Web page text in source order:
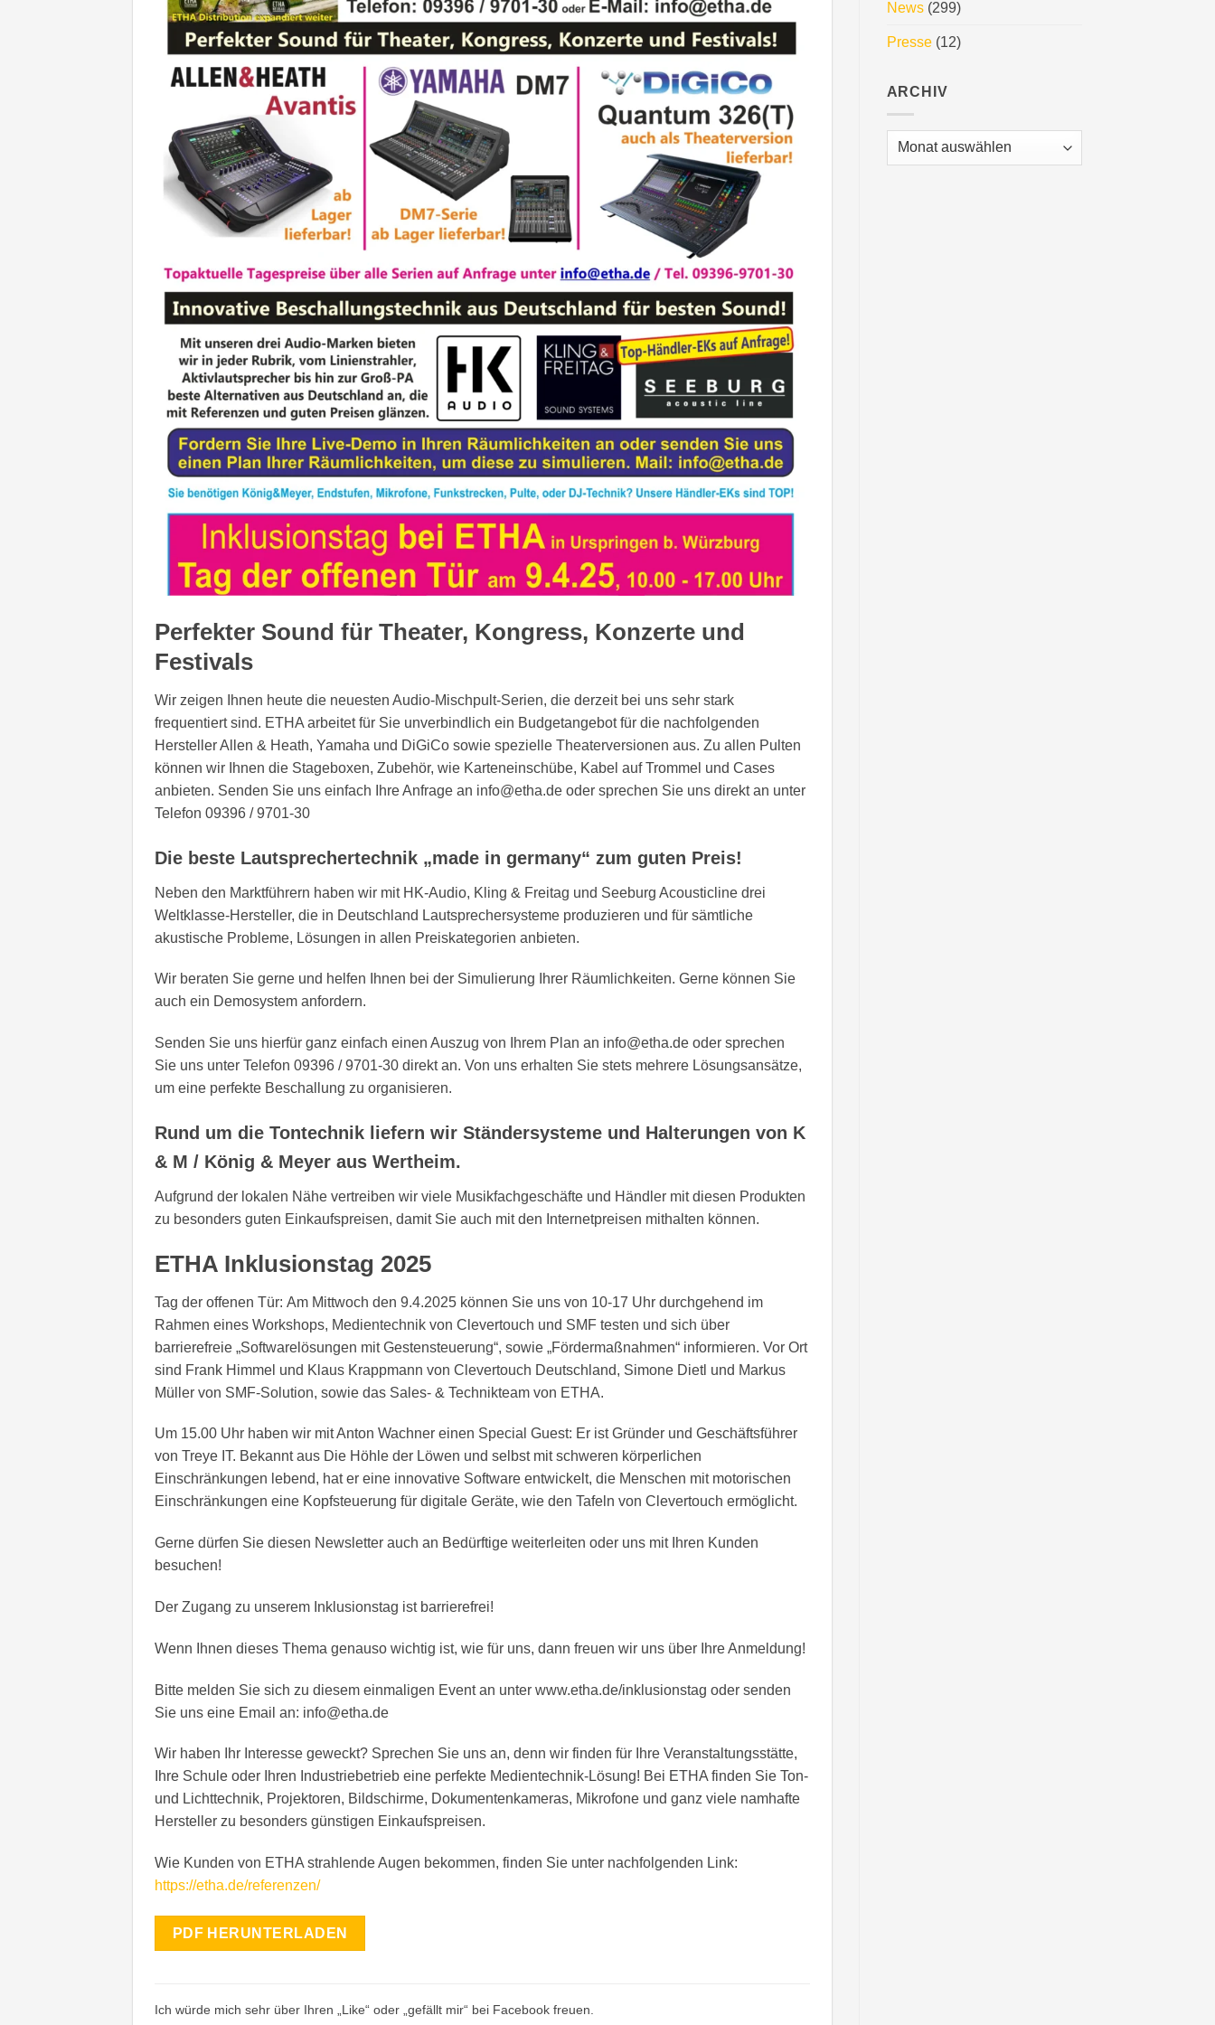
Perfekter Sound für Theater, Kongress, Konzerte und
Festivals
Wir zeigen Ihnen heute die neuesten Audio-Mischpult-Serien, die derzeit bei uns sehr stark
frequentiert sind. ETHA arbeitet für Sie unverbindlich ein Budgetangebot für die nachfolgenden
Hersteller Allen & Heath, Yamaha und DiGiCo sowie spezielle Theaterversionen aus. Zu allen Pulten
können wir Ihnen die Stageboxen, Zubehör, wie Karteneinschübe, Kabel auf Trommel und Cases
anbieten. Senden Sie uns einfach Ihre Anfrage an info@etha.de oder sprechen Sie uns direkt an unter
Telefon 09396 / 9701-30
Die beste Lautsprechertechnik „made in germany“ zum guten Preis!
Neben den Marktführern haben wir mit HK-Audio, Kling & Freitag und Seeburg Acousticline drei
Weltklasse-Hersteller, die in Deutschland Lautsprechersysteme produzieren und für sämtliche
akustische Probleme, Lösungen in allen Preiskategorien anbieten.
Wir beraten Sie gerne und helfen Ihnen bei der Simulierung Ihrer Räumlichkeiten. Gerne können Sie
auch ein Demosystem anfordern.
Senden Sie uns hierfür ganz einfach einen Auszug von Ihrem Plan an info@etha.de oder sprechen
Sie uns unter Telefon 09396 / 9701-30 direkt an. Von uns erhalten Sie stets mehrere Lösungsansätze,
um eine perfekte Beschallung zu organisieren.
Rund um die Tontechnik liefern wir Ständersysteme und Halterungen von K
& M / König & Meyer aus Wertheim.
Aufgrund der lokalen Nähe vertreiben wir viele Musikfachgeschäfte und Händler mit diesen Produkten
zu besonders guten Einkaufspreisen, damit Sie auch mit den Internetpreisen mithalten können.
ETHA Inklusionstag 2025
Tag der offenen Tür: Am Mittwoch den 9.4.2025 können Sie uns von 10-17 Uhr durchgehend im
Rahmen eines Workshops, Medientechnik von Clevertouch und SMF testen und sich über
barrierefreie „Softwarelösungen mit Gestensteuerung“, sowie „Fördermaßnahmen“ informieren. Vor Ort
sind Frank Himmel und Klaus Krappmann von Clevertouch Deutschland, Simone Dietl und Markus
Müller von SMF-Solution, sowie das Sales- & Technikteam von ETHA.
Um 15.00 Uhr haben wir mit Anton Wachner einen Special Guest: Er ist Gründer und Geschäftsführer
von Treye IT. Bekannt aus Die Höhle der Löwen und selbst mit schweren körperlichen
Einschränkungen lebend, hat er eine innovative Software entwickelt, die Menschen mit motorischen
Einschränkungen eine Kopfsteuerung für digitale Geräte, wie den Tafeln von Clevertouch ermöglicht.
Gerne dürfen Sie diesen Newsletter auch an Bedürftige weiterleiten oder uns mit Ihren Kunden
besuchen!
Der Zugang zu unserem Inklusionstag ist barrierefrei!
Wenn Ihnen dieses Thema genauso wichtig ist, wie für uns, dann freuen wir uns über Ihre Anmeldung!
Bitte melden Sie sich zu diesem einmaligen Event an unter www.etha.de/inklusionstag oder senden
Sie uns eine Email an: info@etha.de
Wir haben Ihr Interesse geweckt? Sprechen Sie uns an, denn wir finden für Ihre Veranstaltungsstätte,
Ihre Schule oder Ihren Industriebetrieb eine perfekte Medientechnik-Lösung! Bei ETHA finden Sie Ton-
und Lichttechnik, Projektoren, Bildschirme, Dokumentenkameras, Mikrofone und ganz viele namhafte
Hersteller zu besonders günstigen Einkaufspreisen.
Wie Kunden von ETHA strahlende Augen bekommen, finden Sie unter nachfolgenden Link:
https://etha.de/referenzen/
PDF HERUNTERLADEN
Ich würde mich sehr über Ihren „Like“ oder „gefällt mir“ bei Facebook freuen.
News(299)
Presse(12)
ARCHIV
Archiv